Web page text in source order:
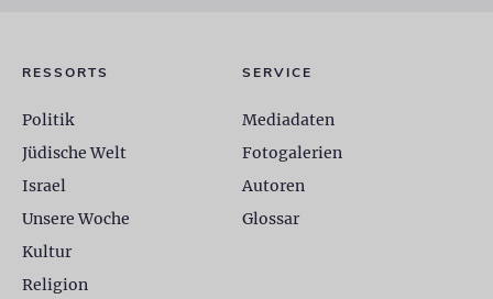
RESSORTS
Politik
Jüdische Welt
Israel
Unsere Woche
Kultur
Religion
SERVICE
Mediadaten
Fotogalerien
Autoren
Glossar